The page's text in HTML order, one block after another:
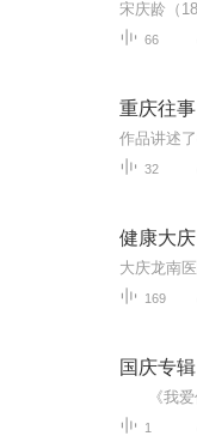
66
重庆往事
32
健康大庆
169
国庆专辑
1